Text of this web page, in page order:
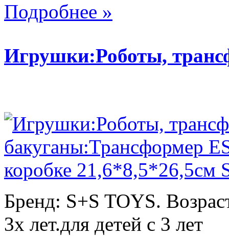
Подробнее »
Игрушки:Роботы,
Бренд: S+S TOYS.
3х лет.для детей с 3 лет